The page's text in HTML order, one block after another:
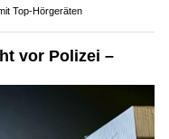
Top-Hörgeräten
vor Polizei –